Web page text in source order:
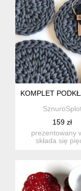
KOMPLET
159 zł
prezentowany
składa się